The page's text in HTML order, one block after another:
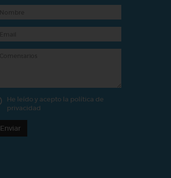
He leído y acepto la política de
privacidad
Enviar